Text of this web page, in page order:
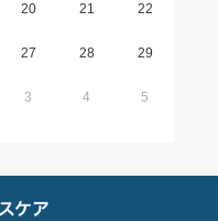
20 21 22
27 28 29
3 4 5